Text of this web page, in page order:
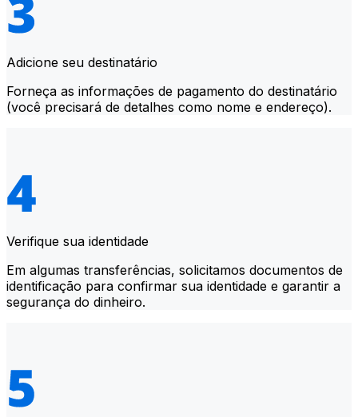
Adicione seu destinatário
Forneça as informações de pagamento do destinatário
(você precisará de detalhes como nome e endereço).
Verifique sua identidade
Em algumas transferências, solicitamos documentos de
identificação para confirmar sua identidade e garantir a
segurança do dinheiro.